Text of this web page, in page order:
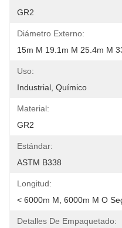
GR2
Diámetro Externo:
15m M 19.1m M 25.4m M
Uso:
Industrial, Químico
Material:
GR2
Estándar:
ASTM B338
Longitud:
< 6000m M, 6000m M O
Detalles De Empaquetado: